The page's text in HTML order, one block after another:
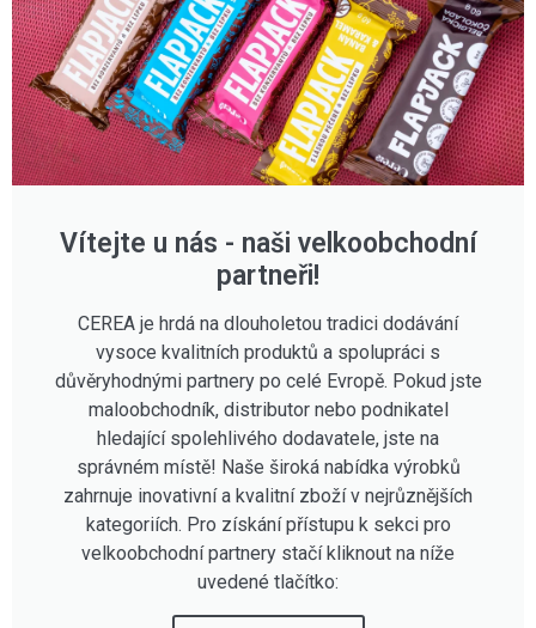
Vítejte u nás - naši velkoobchodní
partneři!
CEREA je hrdá na dlouholetou tradici dodávání
vysoce kvalitních produktů a spolupráci s
důvěryhodnými partnery po celé Evropě. Pokud jste
maloobchodník, distributor nebo podnikatel
hledající spolehlivého dodavatele, jste na
správném místě! Naše široká nabídka výrobků
zahrnuje inovativní a kvalitní zboží v nejrůznějších
kategoriích. Pro získání přístupu k sekci pro
velkoobchodní partnery stačí kliknout na níže
uvedené tlačítko: